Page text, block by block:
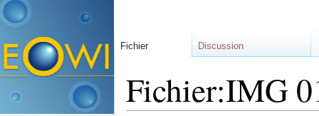
Fichier:IMG
Fichier Discussion